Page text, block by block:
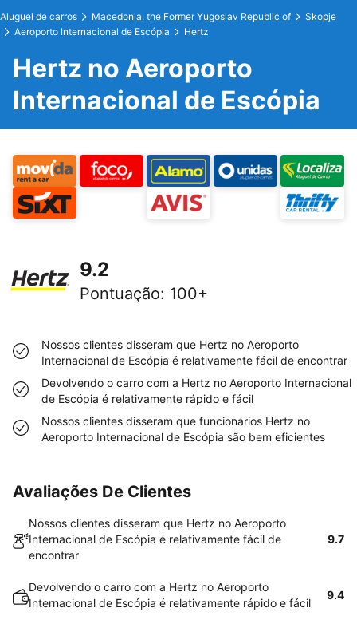
Aluguel de carros Macedonia, the Former Yugoslav Republic of
Skopje
Aeroporto Internacional de Escópia
Hertz
Hertz no Aeroporto
Internacional de Escópia
9.2
Pontuação: 100+
Nossos clientes disseram que Hertz no Aeroporto
Internacional de Escópia é relativamente fácil de encontrar
Devolvendo o carro com a Hertz no Aeroporto Internacional
de Escópia é relativamente rápido e fácil
Nossos clientes disseram que funcionários Hertz no
Aeroporto Internacional de Escópia são bem eficientes
Avaliações De Clientes
Nossos clientes disseram que Hertz no Aeroporto
Internacional de Escópia é relativamente fácil de
encontrar
9.7
Devolvendo o carro com a Hertz no Aeroporto
Internacional de Escópia é relativamente rápido e fácil
9.4